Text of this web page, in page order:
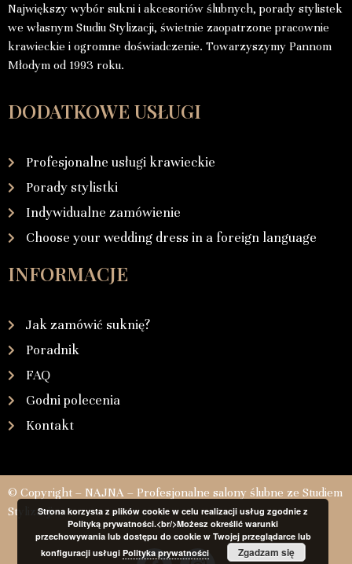
Największy wybór sukni i akcesoriów ślubnych, porady stylistek
we własnym Studiu Stylizacji, świetnie zaopatrzone pracownie
krawieckie i ogromne doświadczenie. Towarzyszymy Pannom
Młodym od 1993 roku.
DODATKOWE USŁUGI
Profesjonalne usługi krawieckie
Porady stylistki
Indywidualne zamówienie
Choose your wedding dress in a foreign language
INFORMACJE
Jak zamówić suknię?
Poradnik
FAQ
Godni polecenia
Kontakt
© Copyright – NAJNA – Profesjonalne salony ślubne ze Studiem
StylizacjiStrona korzysta z plików cookie w celu realizacji usług zgodnie z
Polityką prywatności.<br/>Możesz określić warunki
przechowywania lub dostępu do cookie w Twojej przeglądarce lub
konfiguracji usługi Polityka prywatności Zgadzam się